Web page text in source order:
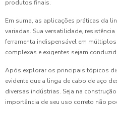
produtos finais.
Em suma, as aplicações práticas da
variadas. Sua versatilidade,
ferramenta indispensável em
complexas e exigentes sejam
Após explorar os principais tópicos
evidente que a linga de cabo de aço
diversas indústrias. Seja na
importância de seu uso correto não